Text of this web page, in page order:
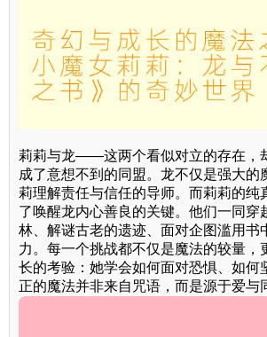
莉莉与龙——这两个看似对立的存在，
成了意想不到的同盟。龙不仅是强大的
莉理解责任与信任的导师。而莉莉的纯
了唤醒龙内心善良的关键。他们一同穿
林、解谜古老的遗迹、面对企图滥用书
力。每一个挑战都不仅是魔法的较量，
长的考验：她学会如何面对恐惧、如何
正的魔法并非来自咒语，而是源于爱与